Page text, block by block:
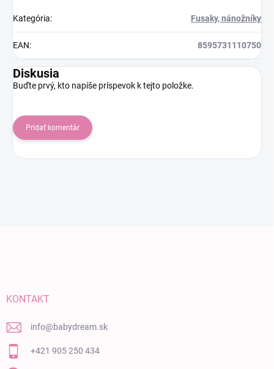
Kategória: Fusaky, nánožníky
EAN: 8595731110750
Diskusia
Buďte prvý, kto napíše príspevok k tejto položke.
Pridať komentár
KONTAKT
info@babydream.sk
+421 905 250 434